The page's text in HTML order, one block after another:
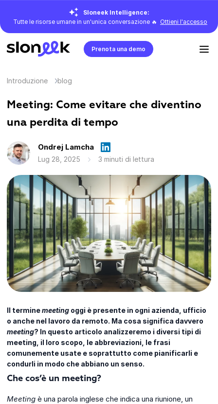
Sloneek Intelligence:
Tutte le risorse umane in un'unica conversazione 🔥 Ottieni l'accesso
Prenota una demo
Introduzione blog
Meeting: Come evitare che diventino
una perdita di tempo
Ondrej Lamcha
Lug 28, 2025 3 minuti di lettura
Il terminemeeting oggi è presente in ogni azienda, ufficio
o anche nel lavoro da remoto. Ma cosa significa davvero
meeting? In questo articolo analizzeremo i diversi tipi di
meeting, il loro scopo, le abbreviazioni, le frasi
comunemente usate e soprattutto come pianificarli e
condurli in modo che abbiano un senso.
Che cos’è un meeting?
Meeting è una parola inglese che indica una riunione, un